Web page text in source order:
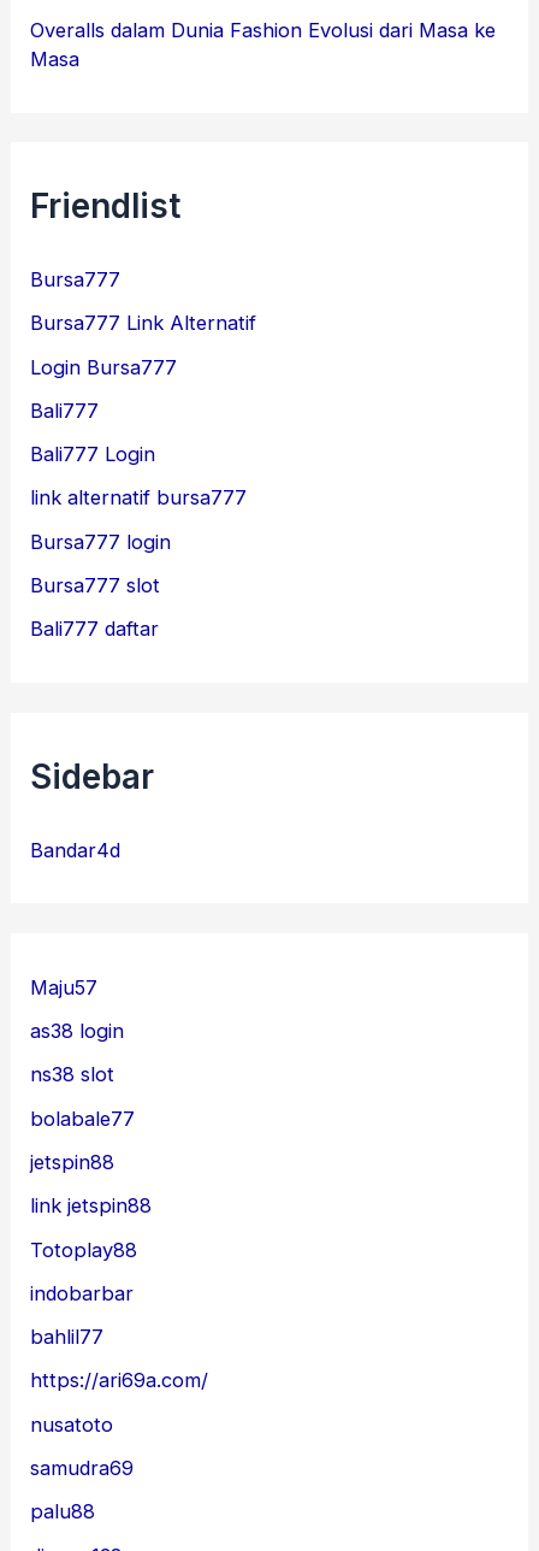
Overalls dalam Dunia Fashion Evolusi dari Masa ke
Masa
Friendlist
Bursa777
Bursa777 Link Alternatif
Login Bursa777
Bali777
Bali777 Login
link alternatif bursa777
Bursa777 login
Bursa777 slot
Bali777 daftar
Sidebar
Bandar4d
Maju57
as38 login
ns38 slot
bolabale77
jetspin88
link jetspin88
Totoplay88
indobarbar
bahlil77
https://ari69a.com/
nusatoto
samudra69
palu88